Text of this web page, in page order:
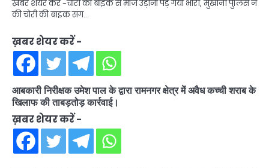
ख़बर शेयर करें -चोरी की बाइक से मौज उड़ाना पड़ गया भारी, मुखानी पुलिस ने
की चोरी की बाइक संग…
ख़बर शेयर करें -
आबकारी निरीक्षक उमेश पाल के द्वारा रामनगर क्षेत्र में अवैध कच्ची शराब के
खिलाफ की ताबड़तोड़ कार्रवाई।
ख़बर शेयर करें -